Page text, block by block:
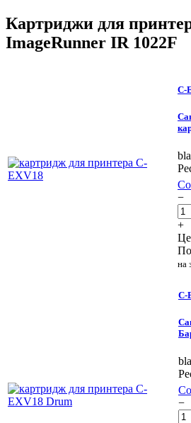
Картриджи для
ImageRunner IR 1022F
C-
−
+
на
C-
−